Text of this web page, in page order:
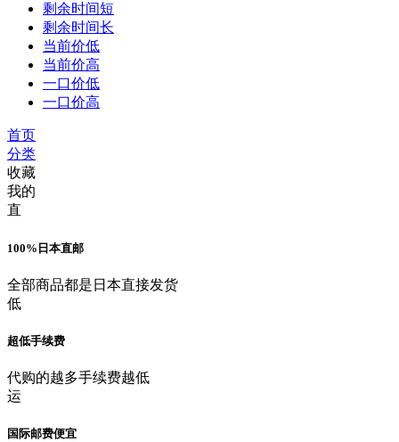
剩余时间短
剩余时间长
当前价低
当前价高
一口价低
一口价高
首页
分类
收藏
我的
直
100%日本直邮
全部商品都是日本直接发货
低
超低手续费
代购的越多手续费越低
运
国际邮费便宜